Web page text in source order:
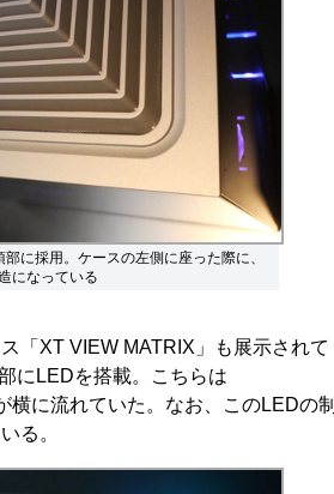
に採用。ケースの左側に座った際に、
になっている
「XT VIEW MATRIX」も展示されて
にLEDを搭載。こちらは
横に流れていた。なお、このLEDの制
る。